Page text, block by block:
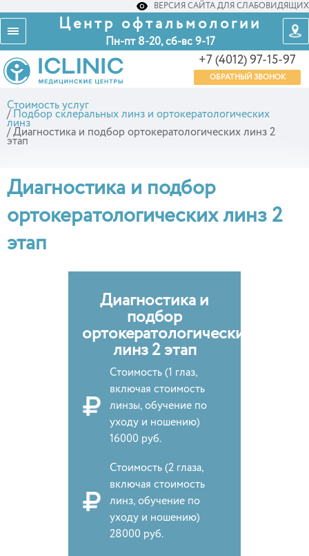
ВЕРСИЯ САЙТА ДЛЯ СЛАБОВИДЯЩИХ
Центр офтальмологии
Пн-пт 8-20, сб-вс 9-17
+7 (4012) 97-15-97
ОБРАТНЫЙ ЗВОНОК
Стоимость услуг
/
Подбор склеральных линз и ортокератологических
линз
/ Диагностика и подбор ортокератологических линз 2
этап
Диагностика и подбор
ортокератологических линз 2
этап
Диагностика и
подбор
ортокератологических
линз 2 этап
Стоимость (1 глаз,
включая стоимость
линзы, обучение по
уходу и ношению)
16000 руб.
Стоимость (2 глаза,
включая стоимость
линз, обучение по
уходу и ношению)
28000 руб.